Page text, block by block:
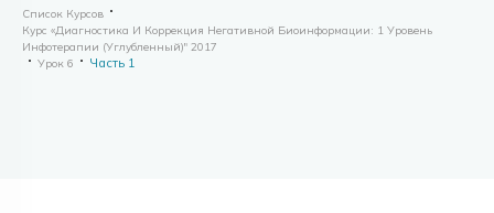
Список Курсов
Курс «Диагностика И Коррекция Негативной Биоинформации: 1 Уровень
Инфотерапии (углубленный)" 2017
Урок 6
Часть 1